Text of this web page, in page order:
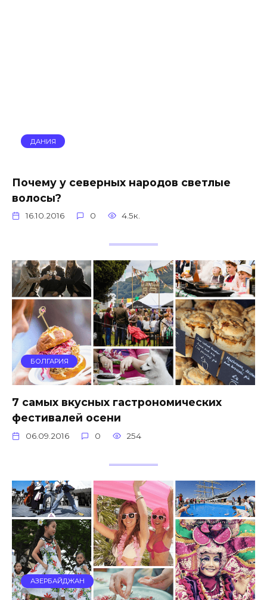
ДАНИЯ
Почему у северных народов светлые
волосы?
16.10.2016 0 4.5к.
БОЛГАРИЯ
7 самых вкусных гастрономических
фестивалей осени
06.09.2016 0 254
АЗЕРБАЙДЖАН